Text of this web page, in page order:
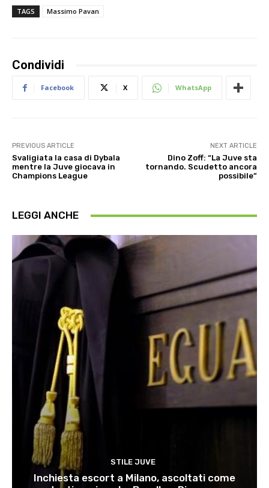
TAGS Massimo Pavan
Condividi
Facebook X WhatsApp
PREVIOUS ARTICLE
Svaligiata la casa di Dybala
mentre la Juve giocava in
Champions League
NEXT ARTICLE
Dino Zoff: “La Juve sta
tornando. Scudetto ancora
possibile”
LEGGI ANCHE
STILE JUVE
Inchiesta escort a Milano, ascoltati come